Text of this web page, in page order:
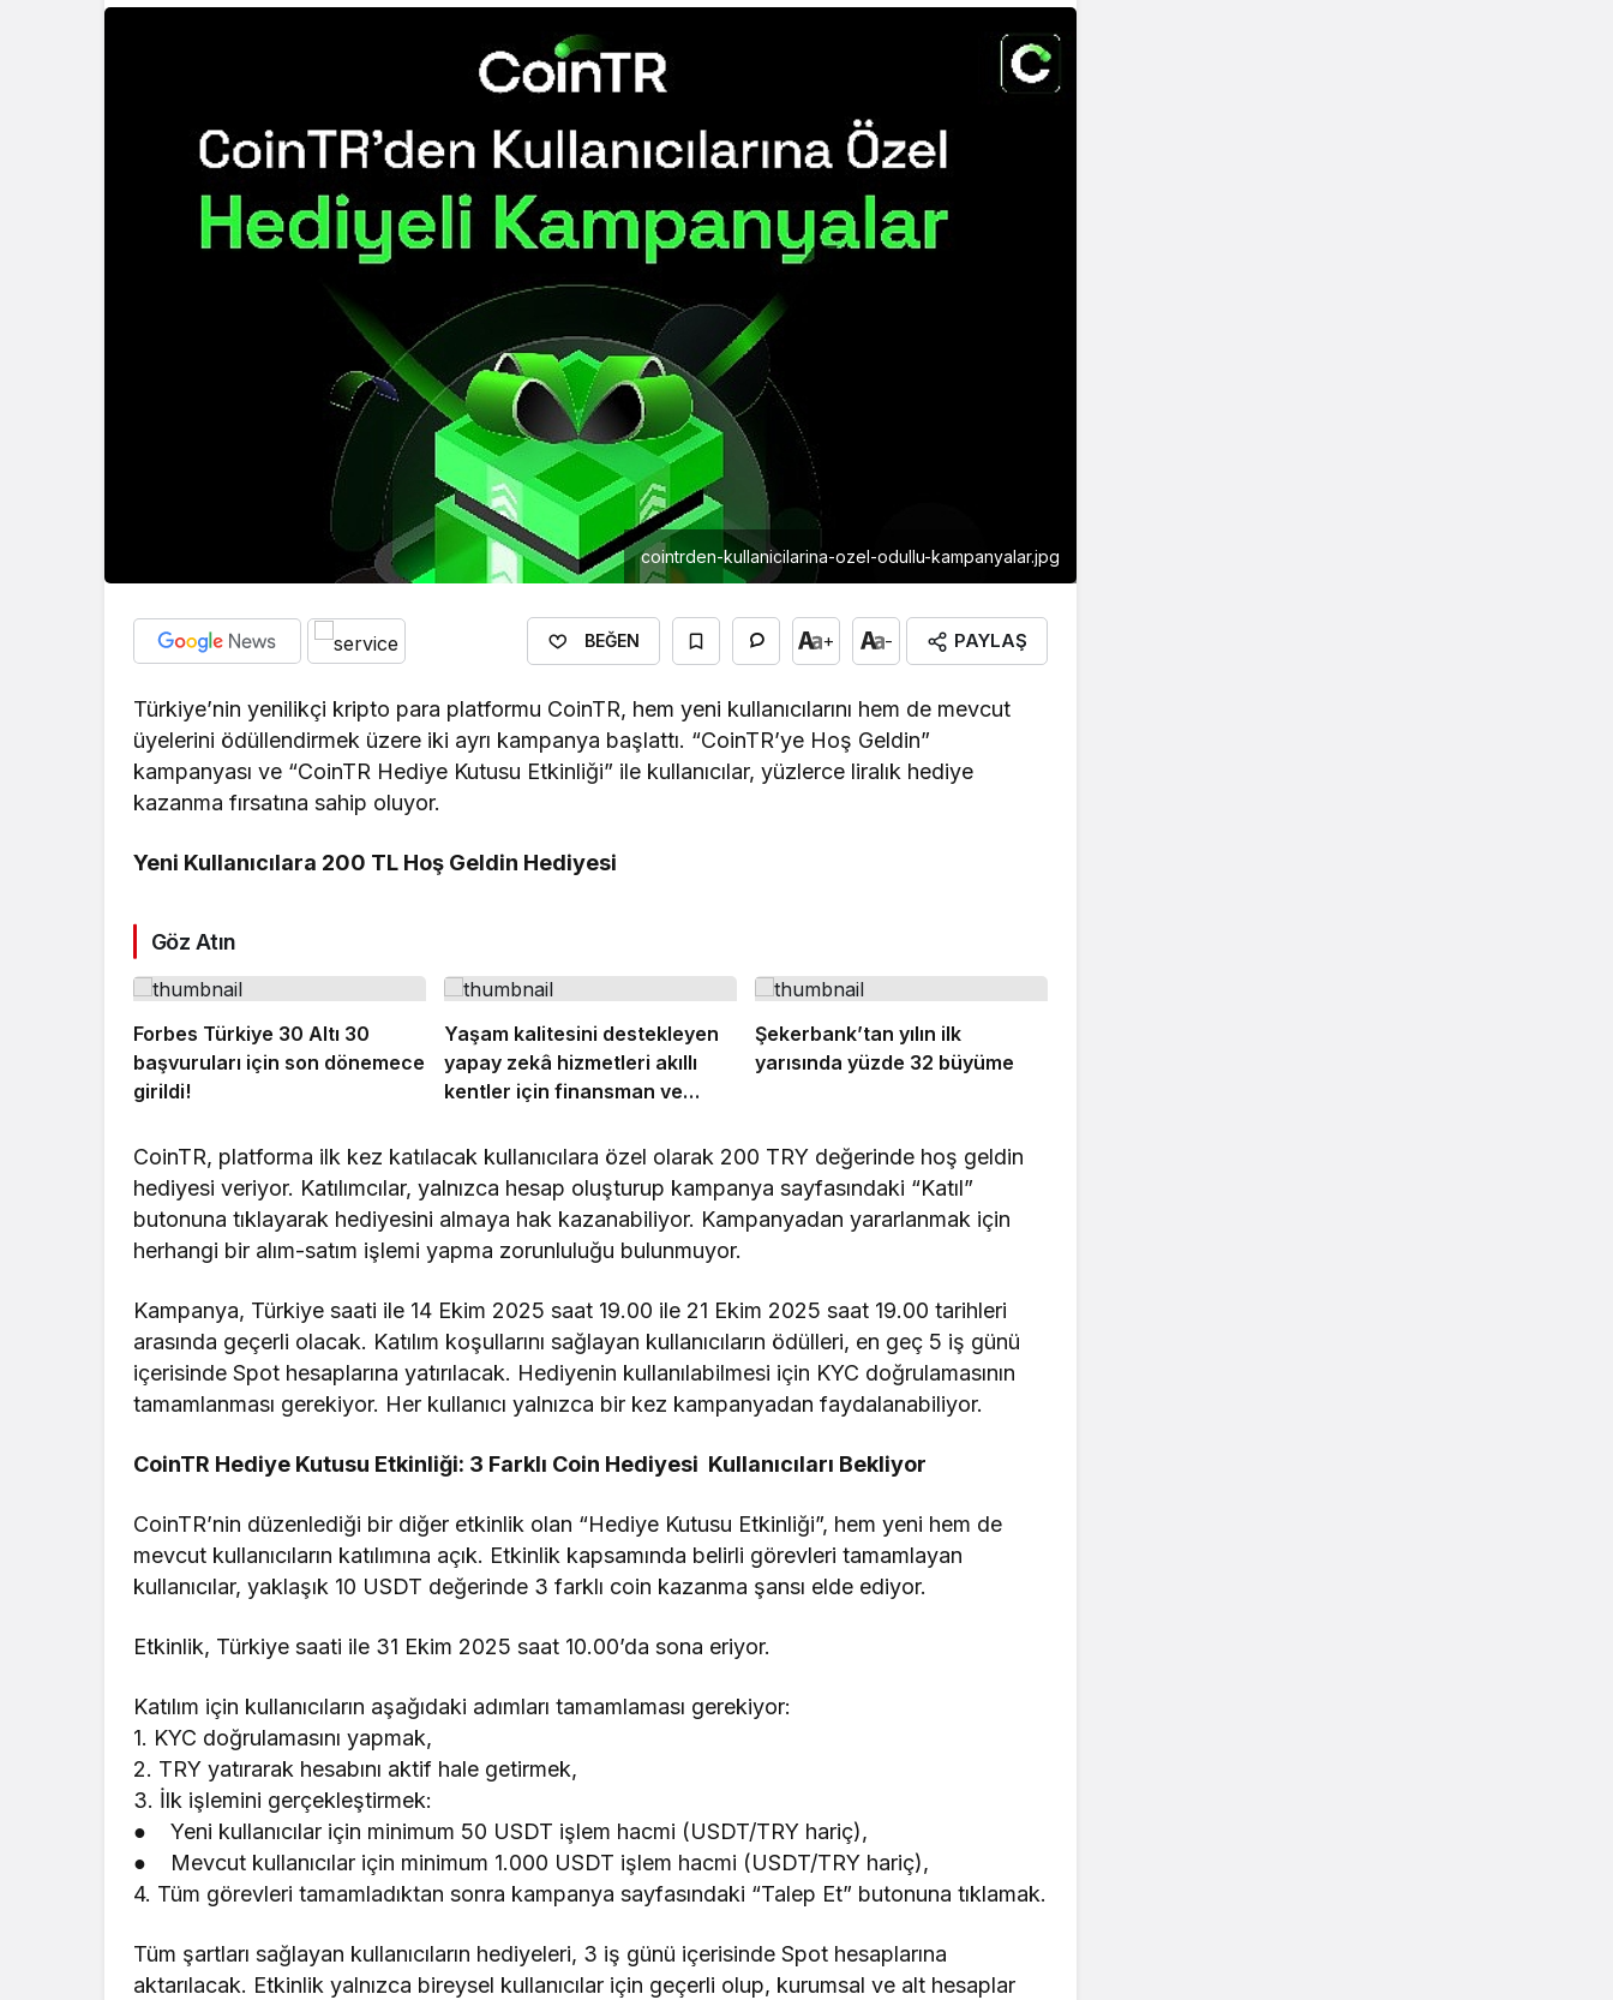
cointrden-kullanicilarina-ozel-odullu-kampanyalar.jpg
BEĞEN + - PAYLAŞ
Türkiye’nin yenilikçi kripto para platformu CoinTR, hem yeni kullanıcılarını hem de mevcut
üyelerini ödüllendirmek üzere iki ayrı kampanya başlattı. “CoinTR’ye Hoş Geldin”
kampanyası ve “CoinTR Hediye Kutusu Etkinliği” ile kullanıcılar, yüzlerce liralık hediye
kazanma fırsatına sahip oluyor.
Yeni Kullanıcılara 200 TL Hoş Geldin Hediyesi
Göz Atın
Forbes Türkiye 30 Altı 30
başvuruları için son dönemece
girildi!
Yaşam kalitesini destekleyen
yapay zekâ hizmetleri akıllı
kentler için finansman ve
Şekerbank’tan yılın ilk
yarısında yüzde 32 büyüme
CoinTR, platforma ilk kez katılacak kullanıcılara özel olarak 200 TRY değerinde hoş geldin
hediyesi veriyor. Katılımcılar, yalnızca hesap oluşturup kampanya sayfasındaki “Katıl”
butonuna tıklayarak hediyesini almaya hak kazanabiliyor. Kampanyadan yararlanmak için
herhangi bir alım-satım işlemi yapma zorunluluğu bulunmuyor.
Kampanya, Türkiye saati ile 14 Ekim 2025 saat 19.00 ile 21 Ekim 2025 saat 19.00 tarihleri
arasında geçerli olacak. Katılım koşullarını sağlayan kullanıcıların ödülleri, en geç 5 iş günü
içerisinde Spot hesaplarına yatırılacak. Hediyenin kullanılabilmesi için KYC doğrulamasının
tamamlanması gerekiyor. Her kullanıcı yalnızca bir kez kampanyadan faydalanabiliyor.
CoinTR Hediye Kutusu Etkinliği: 3 Farklı Coin Hediyesi Kullanıcıları Bekliyor
CoinTR’nin düzenlediği bir diğer etkinlik olan “Hediye Kutusu Etkinliği”, hem yeni hem de
mevcut kullanıcıların katılımına açık. Etkinlik kapsamında belirli görevleri tamamlayan
kullanıcılar, yaklaşık 10 USDT değerinde 3 farklı coin kazanma şansı elde ediyor.
Etkinlik, Türkiye saati ile 31 Ekim 2025 saat 10.00’da sona eriyor.
Katılım için kullanıcıların aşağıdaki adımları tamamlaması gerekiyor:
1.⁠ ⁠KYC doğrulamasını yapmak,
2.⁠ ⁠TRY yatırarak hesabını aktif hale getirmek,
3.⁠ ⁠İlk işlemini gerçekleştirmek:
● Yeni kullanıcılar için minimum 50 USDT işlem hacmi (USDT/TRY hariç),
● Mevcut kullanıcılar için minimum 1.000 USDT işlem hacmi (USDT/TRY hariç),
4.⁠ ⁠Tüm görevleri tamamladıktan sonra kampanya sayfasındaki “Talep Et” butonuna tıklamak.
Tüm şartları sağlayan kullanıcıların hediyeleri, 3 iş günü içerisinde Spot hesaplarına
aktarılacak. Etkinlik yalnızca bireysel kullanıcılar için geçerli olup, kurumsal ve alt hesaplar